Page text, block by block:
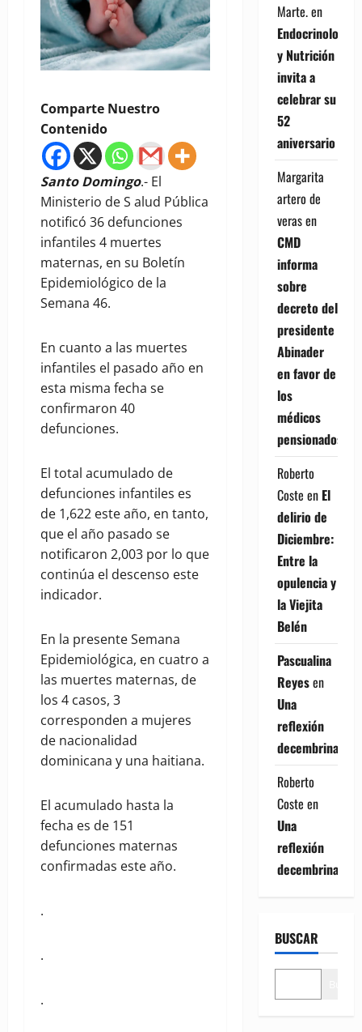
Comparte Nuestro
Contenido
Santo Domingo.- El
Ministerio de S alud Pública
notificó 36 defunciones
infantiles 4 muertes
maternas, en su Boletín
Epidemiológico de la
Semana 46.
En cuanto a las muertes
infantiles el pasado año en
esta misma fecha se
confirmaron 40
defunciones.
El total acumulado de
defunciones infantiles es
de 1,622 este año, en tanto,
que el año pasado se
notificaron 2,003 por lo que
continúa el descenso este
indicador.
En la presente Semana
Epidemiológica, en cuatro a
las muertes maternas, de
los 4 casos, 3
corresponden a mujeres
de nacionalidad
dominicana y una haitiana.
El acumulado hasta la
fecha es de 151
defunciones maternas
confirmadas este año.
.
.
.
Marte.en
Endocrinología
y Nutrición
invita a
celebrar su
52
aniversario
Margarita
artero de
verasen
CMD
informa
sobre
decreto del
presidente
Abinader
en favor de
los
médicos
pensionados
Roberto
Coste en El
delirio de
Diciembre:
Entre la
opulencia y
la Viejita
Belén
Pascualina
Reyesen
Una
reflexión
decembrina
Roberto
Coste en
Una
reflexión
decembrina
BUSCAR